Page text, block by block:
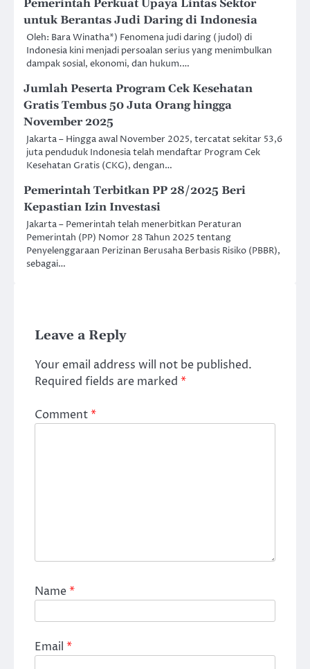
Pemerintah Perkuat Upaya Lintas Sektor
untuk Berantas Judi Daring di Indonesia
Oleh: Bara Winatha*) Fenomena judi daring (judol) di
Indonesia kini menjadi persoalan serius yang menimbulkan
dampak sosial, ekonomi, dan hukum.…
Jumlah Peserta Program Cek Kesehatan
Gratis Tembus 50 Juta Orang hingga
November 2025
Jakarta – Hingga awal November 2025, tercatat sekitar 53,6
juta penduduk Indonesia telah mendaftar Program Cek
Kesehatan Gratis (CKG), dengan…
Pemerintah Terbitkan PP 28/2025 Beri
Kepastian Izin Investasi
Jakarta – Pemerintah telah menerbitkan Peraturan
Pemerintah (PP) Nomor 28 Tahun 2025 tentang
Penyelenggaraan Perizinan Berusaha Berbasis Risiko (PBBR),
sebagai…
Leave a Reply
Your email address will not be published.
Required fields are marked *
Comment*
Name*
Email *